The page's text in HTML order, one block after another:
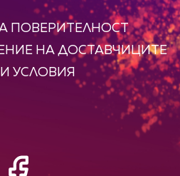
ПОВЕРИТЕЛНОСТ
НА ДОСТАВЧИЦИТЕ
УСЛОВИЯ